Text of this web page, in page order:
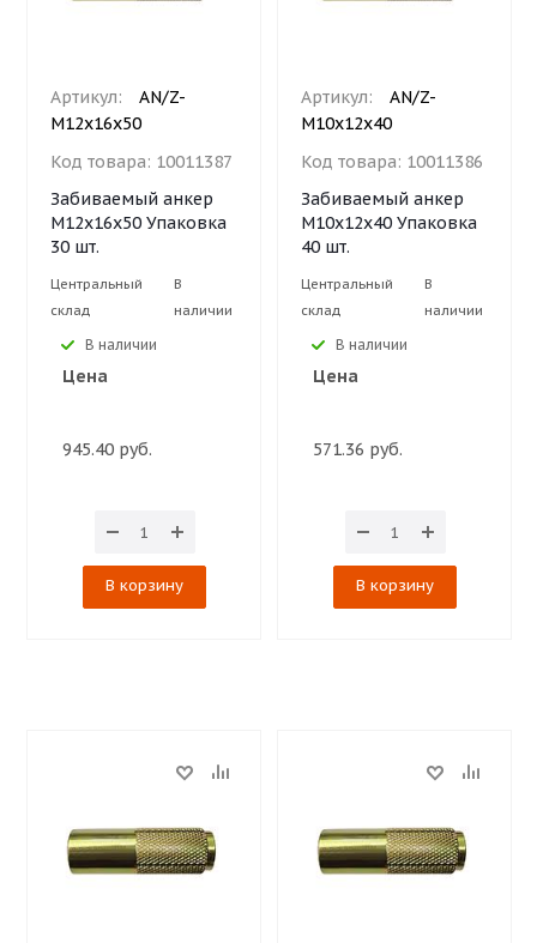
Артикул:
AN/Z-
М12х16х50
Код товара: 10011387
Забиваемый анкер
М12х16х50 Упаковка
30 шт.
Центральный
склад
В
наличии
В наличии
Цена
945.40 руб.
В корзину
Артикул:
AN/Z-
М10х12х40
Код товара: 10011386
Забиваемый анкер
М10х12х40 Упаковка
40 шт.
Центральный
склад
В
наличии
В наличии
Цена
571.36 руб.
В корзину